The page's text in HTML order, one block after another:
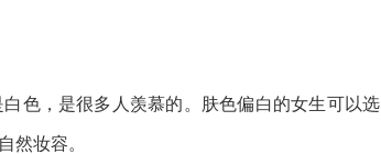
色，是很多人羡慕的。肤色偏白的女生可以选
然妆容。